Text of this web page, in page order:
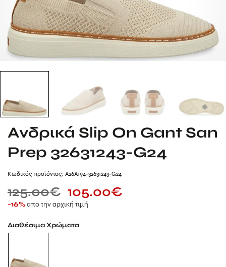
Ανδρικά Slip On Gant San
Prep 32631243-G24
Kωδικός προϊόντος: A26A194-32631243-G24
125.00€ 105.00€
-16%απο την αρχική τιμή
Διαθέσιμα Χρώματα